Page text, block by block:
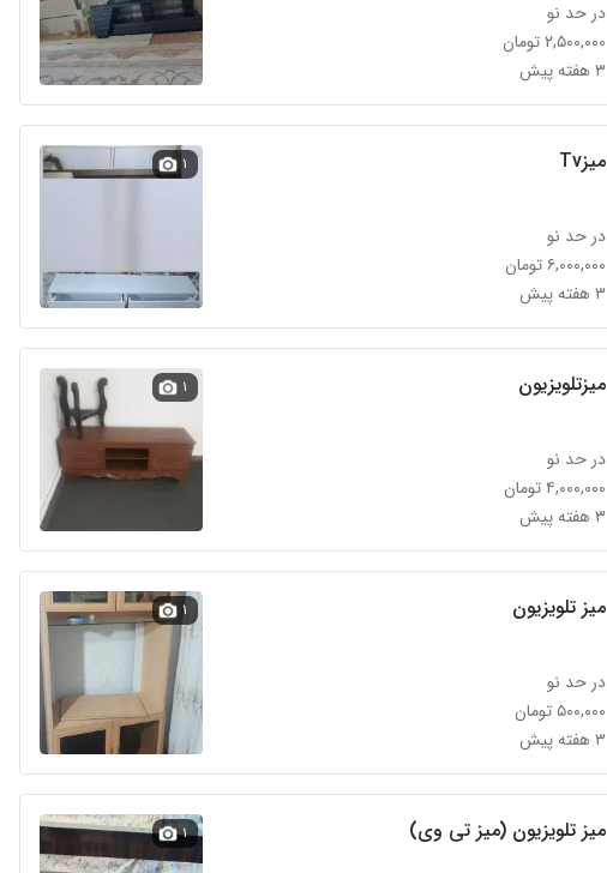
در حد نو
۲,۵۰۰,۰۰۰ تومان
۳ هفته پیش
میزTv
در حد نو
۶,۰۰۰,۰۰۰ تومان
۳ هفته پیش
۱
میز‌تلویزیون‌
در حد نو
۴,۰۰۰,۰۰۰ تومان
۳ هفته پیش
۱
میز تلویزیون
در حد نو
۵۰۰,۰۰۰ تومان
۳ هفته پیش
۱
میز تلویزیون (میز تی وی) ۱